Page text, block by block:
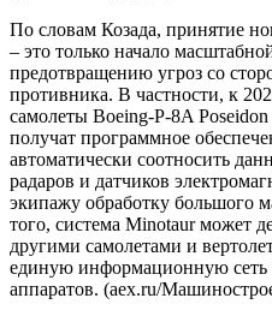
По словам Козада, принятие
– это только начало
предотвращению угроз со
противника. В частности, к
самолеты Boeing-P-8A
получат программное
автоматически соотносить
радаров и датчиков
экипажу обработку большого
того, система Minotaur может
другими самолетами и
единую информационную сеть
аппаратов. (aex.ru/